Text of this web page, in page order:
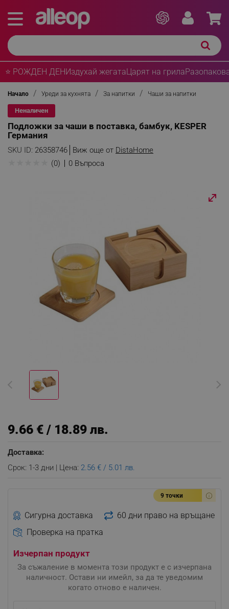
⭐ РОЖДЕН ДЕНИздухай жегатаЦарят на грила
Начало Уреди за кухнята За напитки Чаши за напитки
Неналичен
Подложки за чаши в поставка, бамбук, KESPER
Германия
SKU ID: 26358746 Виж още от DistaHome
(0) 0 Въпроса
9.66 € / 18.89 лв.
Доставка:
Срок: 1-3 дни | Цена: 2.56 € / 5.01 лв.
9 точки
Сигурна доставка
60 дни право на връщане
Проверка на пратка
Изчерпан продукт
За съжаление в момента този продукт е с изчерпана
наличност. Остави ни имейл, за да те уведомим
когато отново е наличен.